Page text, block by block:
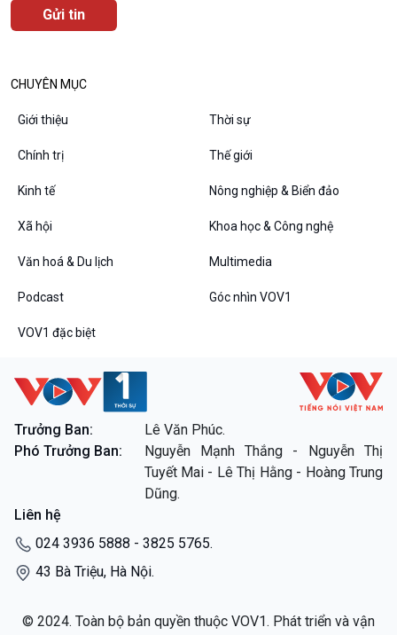
Chuyện đêm
VOV1 đặc biệt
Chân dung cuộc sống
Các chương trình đặc biệt
CHUYÊN MỤC
Giới thiệu Thời sự
Chính trị Thế giới
Kinh tế Nông nghiệp & Biển đảo
Xã hội Khoa học & Công nghệ
Văn hoá & Du lịch Multimedia
Podcast Góc nhìn VOV1
VOV1 đặc biệt
Trưởng Ban:
Lê Văn Phúc.
Phó Trưởng Ban:
Nguyễn Mạnh Thắng - Nguyễn Thị
Tuyết Mai - Lê Thị Hằng - Hoàng Trung
Dũng.
Liên hệ
024 3936 5888 - 3825 5765.
43 Bà Triệu, Hà Nội.
© 2024. Toàn bộ bản quyền thuộc VOV1. Phát triển và vận